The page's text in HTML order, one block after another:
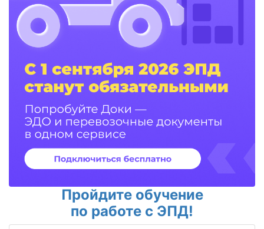
Пройдите обучение
по работе с ЭПД!